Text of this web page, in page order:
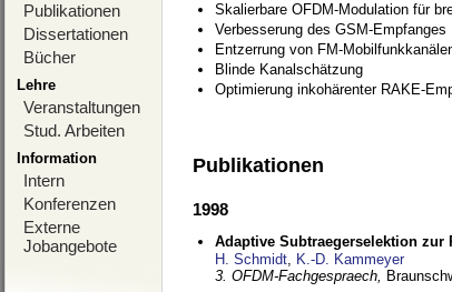
Publikationen
Dissertationen
Bücher
Lehre
Veranstaltungen
Stud. Arbeiten
Information
Intern
Konferenzen
Externe
Jobangebote
Skalierbare OFDM-Modulation für
Verbesserung des GSM-Empfanges
Entzerrung von FM-
Blinde Kanalschätzung
Optimierung inkohärenter RAKE-
Publikationen
1998
Adaptive Subtraegerselektion zur
H. Schmidt, K.-D. Kammeyer
3. OFDM-Fachgespraech,